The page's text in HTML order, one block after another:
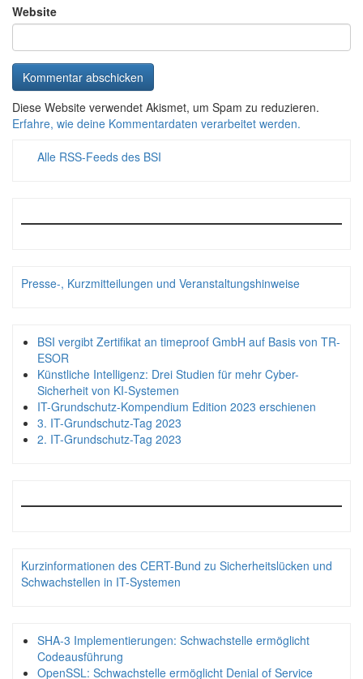
Website
Diese Website verwendet Akismet, um Spam zu reduzieren.
Erfahre, wie deine Kommentardaten verarbeitet werden.
Alle RSS-Feeds des BSI
Presse-, Kurzmitteilungen und Veranstaltungshinweise
BSI vergibt Zertifikat an timeproof GmbH auf Basis von TR-
ESOR
Künstliche Intelligenz: Drei Studien für mehr Cyber-
Sicherheit von KI-Systemen
IT-Grundschutz-Kompendium Edition 2023 erschienen
3. IT-Grundschutz-Tag 2023
2. IT-Grundschutz-Tag 2023
Kurzinformationen des CERT-Bund zu Sicherheitslücken und
Schwachstellen in IT-Systemen
SHA-3 Implementierungen: Schwachstelle ermöglicht
Codeausführung
OpenSSL: Schwachstelle ermöglicht Denial of Service